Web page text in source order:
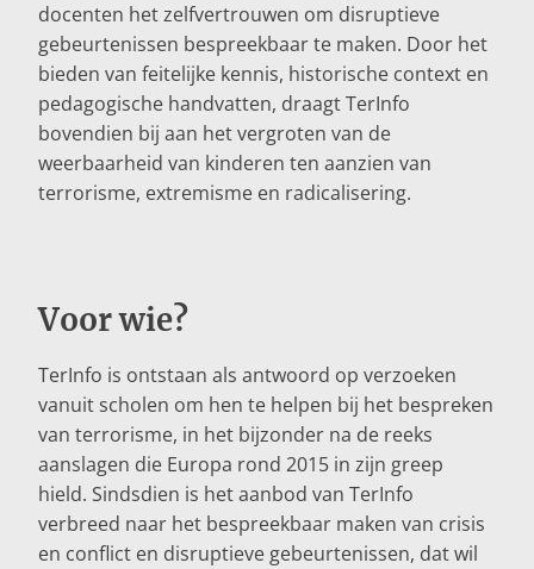
docenten het zelfvertrouwen om disruptieve
gebeurtenissen bespreekbaar te maken. Door het
bieden van feitelijke kennis, historische context en
pedagogische handvatten, draagt TerInfo
bovendien bij aan het vergroten van de
weerbaarheid van kinderen ten aanzien van
terrorisme, extremisme en radicalisering.
Voor wie?
TerInfo is ontstaan als antwoord op verzoeken
vanuit scholen om hen te helpen bij het bespreken
van terrorisme, in het bijzonder na de reeks
aanslagen die Europa rond 2015 in zijn greep
hield. Sindsdien is het aanbod van TerInfo
verbreed naar het bespreekbaar maken van crisis
en conflict en disruptieve gebeurtenissen, dat wil